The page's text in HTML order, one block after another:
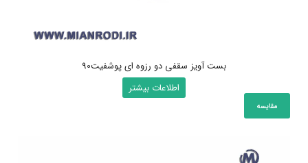
بست آویز سقفی دو رزوه ای پوشفیت90
اطلاعات بیشتر
مقایسه